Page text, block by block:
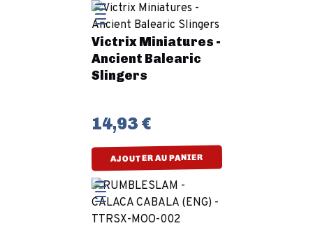
Victrix Miniatures -
Ancient Balearic
Slingers
14,93 €
AJOUTER AU PANIER